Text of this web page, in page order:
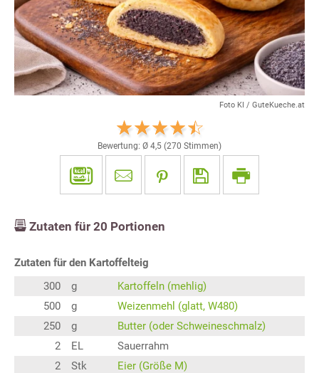
Foto KI / GuteKueche.at
Bewertung: Ø 4,5 (270 Stimmen)
Zutaten für 20 Portionen
Zutaten für den Kartoffelteig
300
g
Kartoffeln (mehlig)
500
g
Weizenmehl (glatt, W480)
250
g
Butter (oder Schweineschmalz)
2
EL
Sauerrahm
2
Stk
Eier (Größe M)